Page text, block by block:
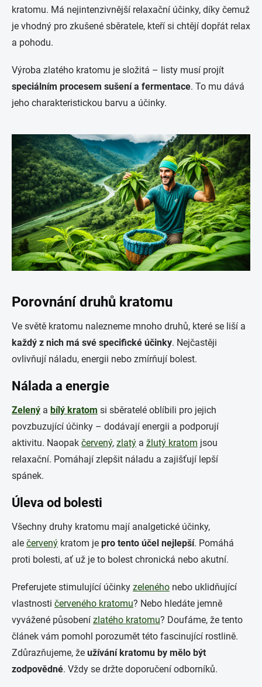
kratomu. Má nejintenzivnější relaxační účinky, díky čemuž
je vhodný pro zkušené sběratele, kteří si chtějí dopřát relax
a pohodu.
Výroba zlatého kratomu je složitá – listy musí projít
speciálním procesem sušení a fermentace. To mu dává
jeho charakteristickou barvu a účinky.
Porovnání druhů kratomu
Ve světě kratomu nalezneme mnoho druhů, které se liší a
každý z nich má své specifické účinky. Nejčastěji
ovlivňují náladu, energii nebo zmírňují bolest.
Nálada a energie
Zelený a bílý kratom si sběratelé oblíbili pro jejich
povzbuzující účinky – dodávají energii a podporují
aktivitu. Naopak červený, zlatý a žlutý kratom jsou
relaxační. Pomáhají zlepšit náladu a zajišťují lepší
spánek.
Úleva od bolesti
Všechny druhy kratomu mají analgetické účinky,
ale červený kratom je pro tento účel nejlepší. Pomáhá
proti bolesti, ať už je to bolest chronická nebo akutní.
Preferujete stimulující účinky zeleného nebo uklidňující
vlastnosti červeného kratomu? Nebo hledáte jemně
vyvážené působení zlatého kratomu? Doufáme, že tento
článek vám pomohl porozumět této fascinující rostlině.
Zdůrazňujeme, že užívání kratomu by mělo být
zodpovědné. Vždy se držte doporučení odborníků.